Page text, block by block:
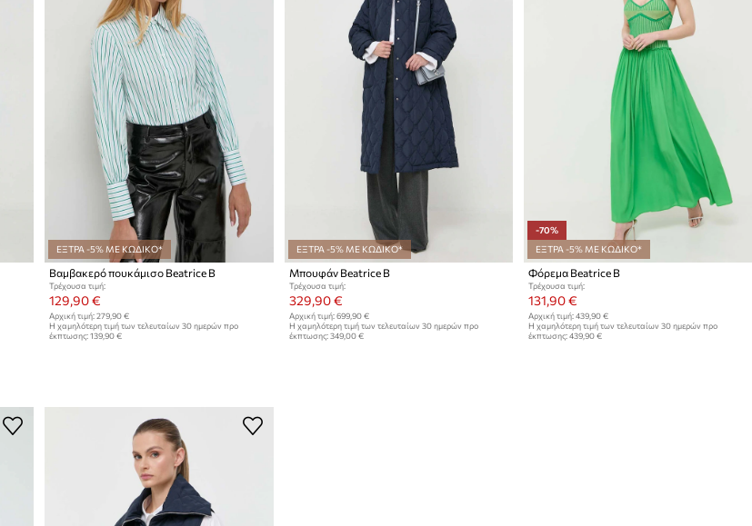
ΕΞΤΡΑ -5% ΜΕ ΚΩΔΙΚΟ*
Βαμβακερό πουκάμισο Beatrice B
Τρέχουσα τιμή:
129,90 €
Αρχική τιμή: 279,90 €
Η χαμηλότερη τιμή των τελευταίων 30 ημερών προ
έκπτωσης: 139,90 €
ΕΞΤΡΑ -5% ΜΕ ΚΩΔΙΚΟ*
Μπουφάν Beatrice B
Τρέχουσα τιμή:
329,90 €
Αρχική τιμή: 699,90 €
Η χαμηλότερη τιμή των τελευταίων 30 ημερών προ
έκπτωσης: 349,00 €
-70%
ΕΞΤΡΑ -5% ΜΕ ΚΩΔΙΚΟ*
Φόρεμα Beatrice B
Τρέχουσα τιμή:
131,90 €
Αρχική τιμή: 439,90 €
Η χαμηλότερη τιμή των τελευταίων 30 ημερών προ
έκπτωσης: 439,90 €